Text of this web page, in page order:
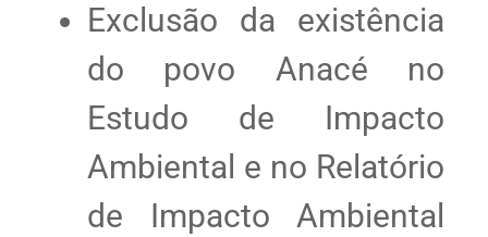
Exclusão da existência
do povo Anacé no
Estudo de Impacto
Ambiental e no Relatório
de Impacto Ambiental